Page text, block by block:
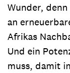
Wunder,
an
Afrikas
Und ein
muss, damit